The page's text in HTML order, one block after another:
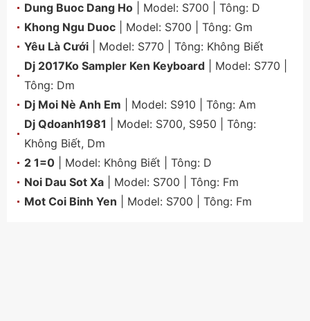
Dung Buoc Dang Ho | Model: S700 | Tông: D
Khong Ngu Duoc | Model: S700 | Tông: Gm
Yêu Là Cưới | Model: S770 | Tông: Không Biết
Dj 2017Ko Sampler Ken Keyboard | Model: S770
Tông: Dm
Dj Moi Nè Anh Em | Model: S910 | Tông: Am
Dj Qdoanh1981 | Model: S700, S950 | Tông:
Không Biết, Dm
2 1=0 | Model: Không Biết | Tông: D
Noi Dau Sot Xa | Model: S700 | Tông: Fm
Mot Coi Binh Yen | Model: S700 | Tông: Fm